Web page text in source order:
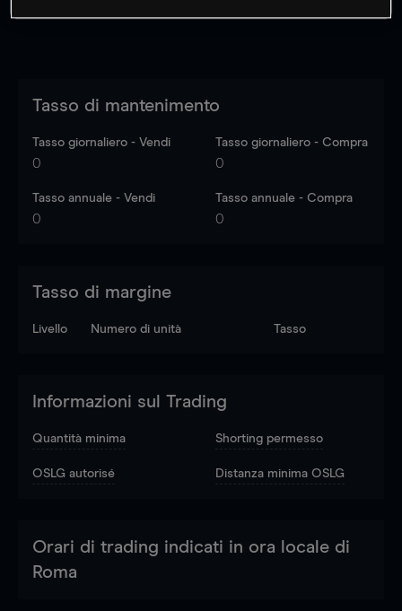
Tasso di mantenimento
Tasso giornaliero - Vendi
0
Tasso giornaliero - Compra
0
Tasso annuale - Vendi
0
Tasso annuale - Compra
0
Tasso di margine
Livello Numero di unità Tasso
Informazioni sul Trading
Quantità minima Shorting permesso
OSLG autorisé Distanza minima OSLG
Orari di trading indicati in ora locale di
Roma